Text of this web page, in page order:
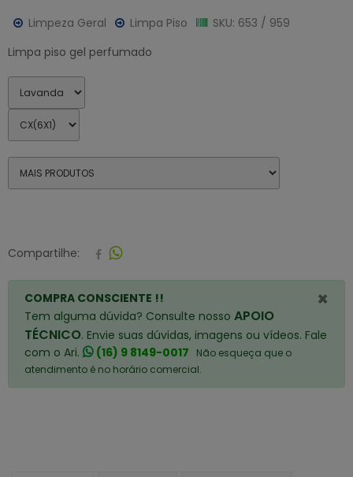
Limpeza Geral Limpa Piso
SKU: 653 / 959
Limpa piso gel perfumado
Compartilhe:
×
COMPRA CONSCIENTE !!
Tem alguma dúvida? Consulte nosso APOIO
TÉCNICO. Envie suas dúvidas, imagens ou vídeos. Fale
com o Ari.
(16) 9 8149-0017
Não esqueça que o
atendimento é no horário comercial.